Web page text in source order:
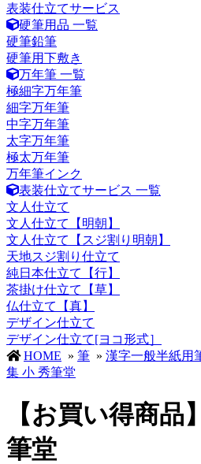
表装仕立てサービス
硬筆用品 一覧
硬筆鉛筆
硬筆用下敷き
万年筆 一覧
極細字万年筆
細字万年筆
中字万年筆
太字万年筆
極太万年筆
万年筆インク
表装仕立てサービス 一覧
文人仕立て
文人仕立て【明朝】
文人仕立て【スジ割り明朝】
天地スジ割り仕立て
純日本仕立て【行】
茶掛け仕立て【草】
仏仕立て【真】
デザイン仕立て
デザイン仕立て[ヨコ形式］
HOME » 筆 » 漢字一般半紙用
集 小 秀筆堂
【お買い得商品
筆堂